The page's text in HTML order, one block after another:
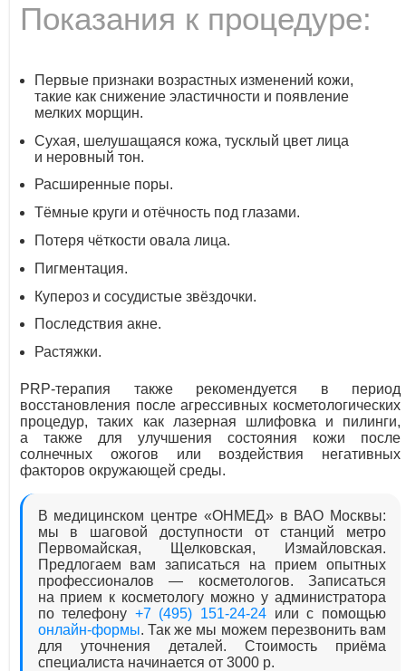
Показания к процедуре:
Первые признаки возрастных изменений кожи,
такие как снижение эластичности и появление
мелких морщин.
Сухая, шелушащаяся кожа, тусклый цвет лица
и неровный тон.
Расширенные поры.
Тёмные круги и отёчность под глазами.
Потеря чёткости овала лица.
Пигментация.
Купероз и сосудистые звёздочки.
Последствия акне.
Растяжки.
PRP-терапия также рекомендуется в период
восстановления после агрессивных косметологических
процедур, таких как лазерная шлифовка и пилинги,
а также для улучшения состояния кожи после
солнечных ожогов или воздействия негативных
факторов окружающей среды.
В медицинском центре «ОНМЕД» в ВАО Москвы:
мы в шаговой доступности от станций метро
Первомайская, Щелковская, Измайловская.
Предлогаем вам записаться на прием опытных
профессионалов — косметологов. Записаться
на прием к косметологу можно у администратора
по телефону +7 (495) 151-24-24 или с помощью
онлайн-формы. Так же мы можем перезвонить вам
для уточнения деталей. Стоимость приёма
специалиста начинается от 3000 р.